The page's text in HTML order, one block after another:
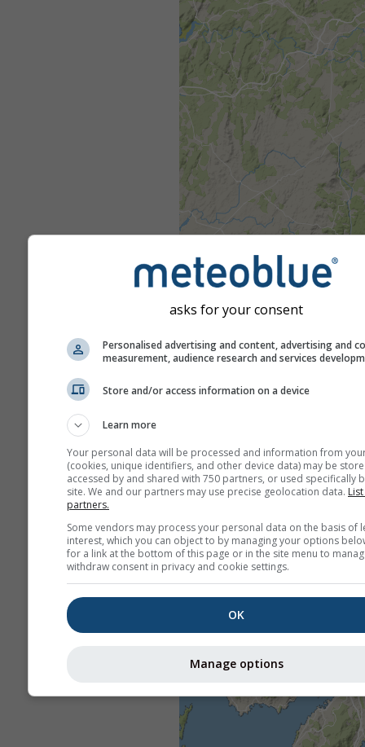
asks for your consent
Personalised advertising and content, advertising and
measurement, audience research and services
Store and/or access information on a device
Learn more
Your personal data will be processed and information from
(cookies, unique identifiers, and other device data) may be
accessed by and shared with 750 partners, or used specifically
site. We and our partners may use precise geolocation data.
partners.
Some vendors may process your personal data on the basis of
interest, which you can object to by managing your options
for a link at the bottom of this page or in the site menu to
withdraw consent in privacy and cookie settings.
OK
Manage options